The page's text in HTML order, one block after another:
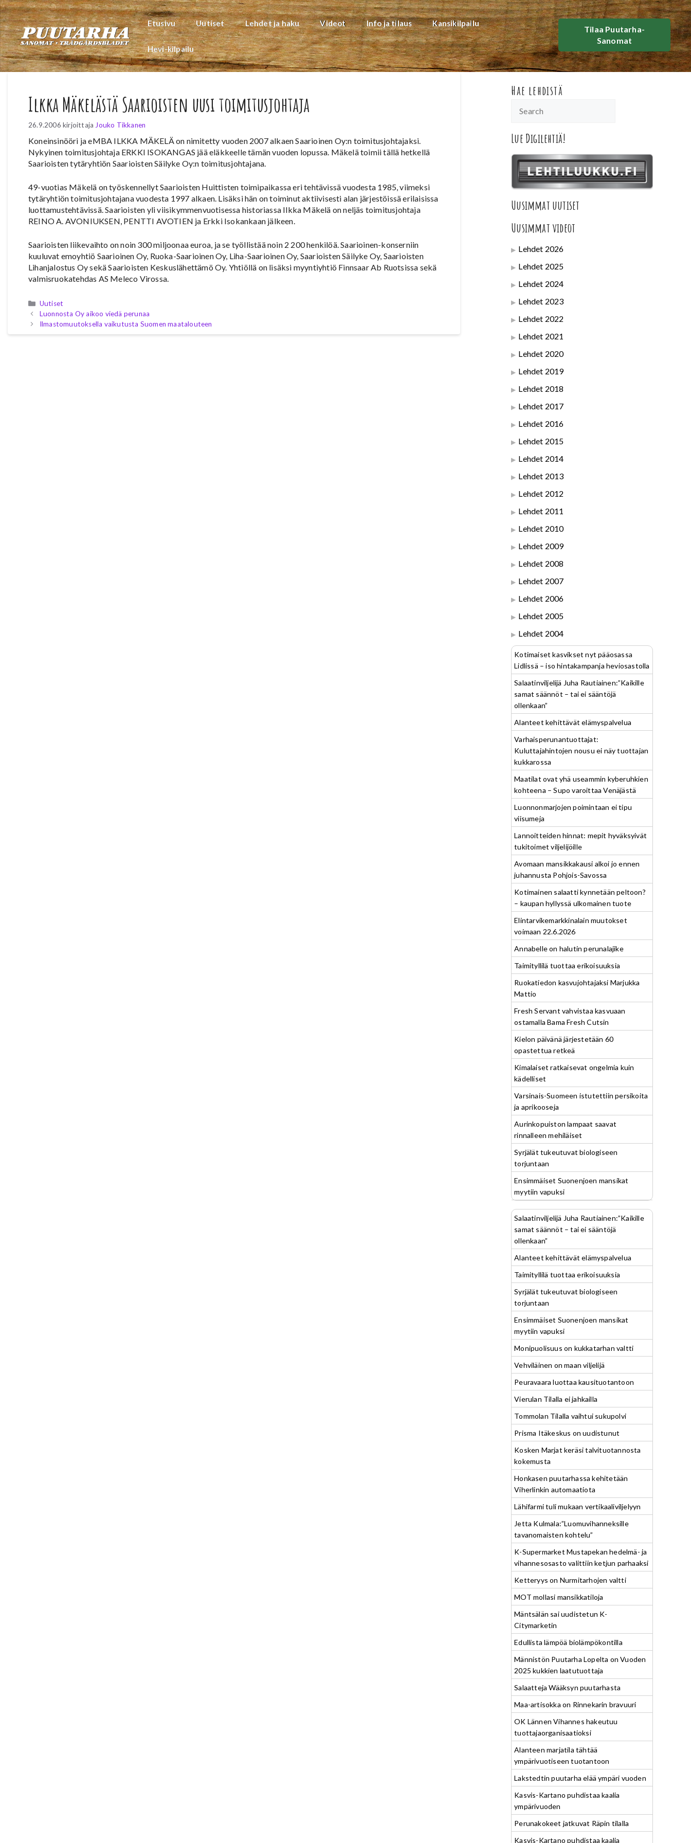
Siirry
sisältöön
Etusivu Uutiset Lehdet ja haku Videot Info ja tilaus Kansikilpailu
Hevi-kilpailu
Tilaa Puutarha-
Sanomat
Ilkka Mäkelästä Saarioisten uusi toimitusjohtaja
26.9.2006 kirjoittaja Jouko Tikkanen
Koneinsinööri ja eMBA ILKKA MÄKELÄ on nimitetty vuoden 2007 alkaen Saarioinen Oy:n toimitusjohtajaksi.
Nykyinen toimitusjohtaja ERKKI ISOKANGAS jää eläkkeelle tämän vuoden lopussa. Mäkelä toimii tällä hetkellä
Saarioisten tytäryhtiön Saarioisten Säilyke Oy:n toimitusjohtajana.
49-vuotias Mäkelä on työskennellyt Saarioisten Huittisten toimipaikassa eri tehtävissä vuodesta 1985, viimeksi
tytäryhtiön toimitusjohtajana vuodesta 1997 alkaen. Lisäksi hän on toiminut aktiivisesti alan järjestöissä erilaisissa
luottamustehtävissä. Saarioisten yli viisikymmenvuotisessa historiassa Ilkka Mäkelä on neljäs toimitusjohtaja
REINO A. AVONIUKSEN, PENTTI AVOTIEN ja Erkki Isokankaan jälkeen.
Saarioisten liikevaihto on noin 300 miljoonaa euroa, ja se työllistää noin 2 200 henkilöä. Saarioinen-konserniin
kuuluvat emoyhtiö Saarioinen Oy, Ruoka-Saarioinen Oy, Liha-Saarioinen Oy, Saarioisten Säilyke Oy, Saarioisten
Lihanjalostus Oy sekä Saarioisten Keskuslähettämö Oy. Yhtiöllä on lisäksi myyntiyhtiö Finnsaar Ab Ruotsissa sekä
valmisruokatehdas AS Meleco Virossa.
Kategoriat
Uutiset
Luonnosta Oy aikoo viedä perunaa
Ilmastomuutoksella vaikutusta Suomen maatalouteen
Hae lehdistä
Lue Digilehtiä!
Uusimmat uutiset
Uusimmat videot
Lehdet 2026
Lehdet 2025
Lehdet 2024
Lehdet 2023
Lehdet 2022
Lehdet 2021
Lehdet 2020
Lehdet 2019
Lehdet 2018
Lehdet 2017
Lehdet 2016
Lehdet 2015
Lehdet 2014
Lehdet 2013
Lehdet 2012
Lehdet 2011
Lehdet 2010
Lehdet 2009
Lehdet 2008
Lehdet 2007
Lehdet 2006
Lehdet 2005
Lehdet 2004
Kotimaiset kasvikset nyt pääosassa
Lidlissä – iso hintakampanja heviosastolla
Salaatinviljelijä Juha Rautiainen:”Kaikille
samat säännöt – tai ei sääntöjä
ollenkaan”
Alanteet kehittävät elämyspalvelua
Varhaisperunantuottajat:
Kuluttajahintojen nousu ei näy tuottajan
kukkarossa
Maatilat ovat yhä useammin kyberuhkien
kohteena – Supo varoittaa Venäjästä
Luonnonmarjojen poimintaan ei tipu
viisumeja
Lannoitteiden hinnat: mepit hyväksyivät
tukitoimet viljelijöille
Avomaan mansikkakausi alkoi jo ennen
juhannusta Pohjois-Savossa
Kotimainen salaatti kynnetään peltoon?
– kaupan hyllyssä ulkomainen tuote
Elintarvikemarkkinalain muutokset
voimaan 22.6.2026
Annabelle on halutin perunalajike
Taimityllilä tuottaa erikoisuuksia
Ruokatiedon kasvujohtajaksi Marjukka
Mattio
Fresh Servant vahvistaa kasvuaan
ostamalla Bama Fresh Cutsin
Kielon päivänä järjestetään 60
opastettua retkeä
Kimalaiset ratkaisevat ongelmia kuin
kädelliset
Varsinais-Suomeen istutettiin persikoita
ja aprikooseja
Aurinkopuiston lampaat saavat
rinnalleen mehiläiset
Syrjälät tukeutuvat biologiseen
torjuntaan
Ensimmäiset Suonenjoen mansikat
myytiin vapuksi
Salaatinviljelijä Juha Rautiainen:”Kaikille
samat säännöt – tai ei sääntöjä
ollenkaan”
Alanteet kehittävät elämyspalvelua
Taimityllilä tuottaa erikoisuuksia
Syrjälät tukeutuvat biologiseen
torjuntaan
Ensimmäiset Suonenjoen mansikat
myytiin vapuksi
Monipuolisuus on kukkatarhan valtti
Vehviläinen on maan viljelijä
Peuravaara luottaa kausituotantoon
Vierulan Tilalla ei jahkailla
Tommolan Tilalla vaihtui sukupolvi
Prisma Itäkeskus on uudistunut
Kosken Marjat keräsi talvituotannosta
kokemusta
Honkasen puutarhassa kehitetään
Viherlinkin automaatiota
Lähifarmi tuli mukaan vertikaaliviljelyyn
Jetta Kulmala:”Luomuvihanneksille
tavanomaisten kohtelu”
K-Supermarket Mustapekan hedelmä- ja
vihannesosasto valittiin ketjun parhaaksi
Ketteryys on Nurmitarhojen valtti
MOT mollasi mansikkatiloja
Mäntsälän sai uudistetun K-
Citymarketin
Edullista lämpöä biolämpökontilla
Männistön Puutarha Lopelta on Vuoden
2025 kukkien laatutuottaja
Salaatteja Wääksyn puutarhasta
Maa-artisokka on Rinnekarin bravuuri
OK Lännen Vihannes hakeutuu
tuottajaorganisaatioksi
Alanteen marjatila tähtää
ympärivuotiseen tuotantoon
Lakstedtin puutarha elää ympäri vuoden
Kasvis-Kartano puhdistaa kaalia
ympärivuoden
Perunakokeet jatkuvat Räpin tilalla
Kasvis-Kartano puhdistaa kaalia